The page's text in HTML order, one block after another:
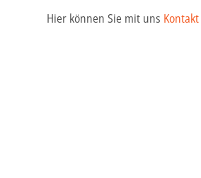
Hier können Sie mit uns Kontakt